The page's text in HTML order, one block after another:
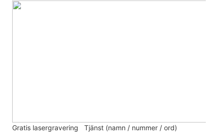
Gratis lasergravering Tjänst (namn / nummer / ord)